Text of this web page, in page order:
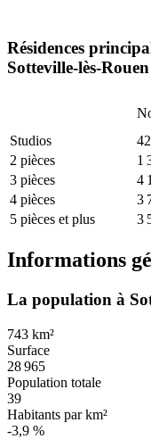
Résidences
Sotteville-lès-Rouen
Studios
2 pièces
1
3 pièces
4
4 pièces
3
5 pièces et plus
3
Informations
La population à
743 km²
Surface
28 965
Population totale
39
Habitants par km²
-3,9 %